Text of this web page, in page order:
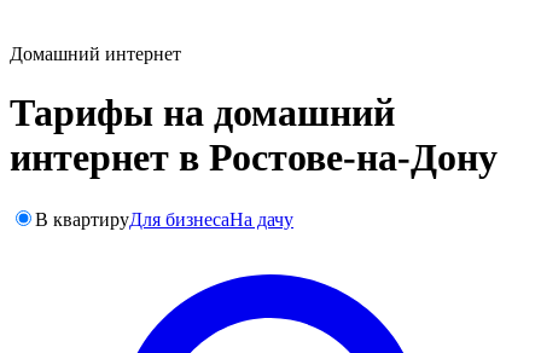
Домашний интернет
Тарифы на домашний
интернет в Ростове-на-Дону
В квартируДля бизнесаНа дачу